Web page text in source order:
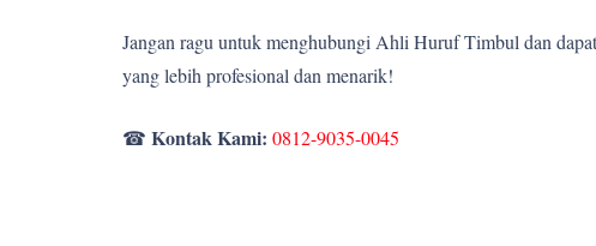
Jangan ragu untuk menghubungi Ahli Huruf Timbul dan
yang lebih profesional dan menarik!
☎ Kontak Kami: 0812-9035-0045